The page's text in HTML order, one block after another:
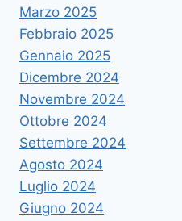
Marzo 2025
Febbraio 2025
Gennaio 2025
Dicembre 2024
Novembre 2024
Ottobre 2024
Settembre 2024
Agosto 2024
Luglio 2024
Giugno 2024